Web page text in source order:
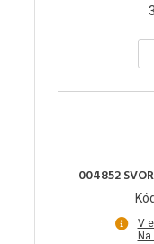
004852
V